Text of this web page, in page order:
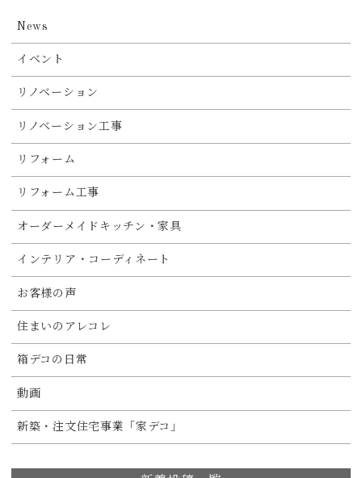
News
イベント
リノベーション
リノベーション工事
リフォーム
リフォーム工事
オーダーメイドキッチン・家具
インテリア・コーディネート
お客様の声
住まいのアレコレ
箱デコの日常
動画
新築・注文住宅事業「家デコ」